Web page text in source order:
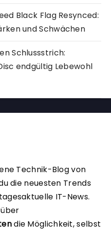
Black Flag Resynced:
und Schwächen
Schlussstrich:
endgültig Lebewohl
Technik-Blog von
die neuesten Trends
IT-News.
die Möglichkeit, selbst